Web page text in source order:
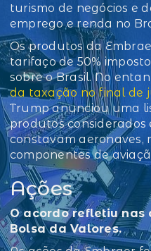
turismo de negócios e
emprego e renda no
Os produtos da
tarifaço de 50%
sobre o Brasil. No
da taxação no final de
Trump anunciou uma
produtos considerados
constavam aeronaves,
componentes de
Ações
O acordo refletiu nas
Bolsa da Valores.